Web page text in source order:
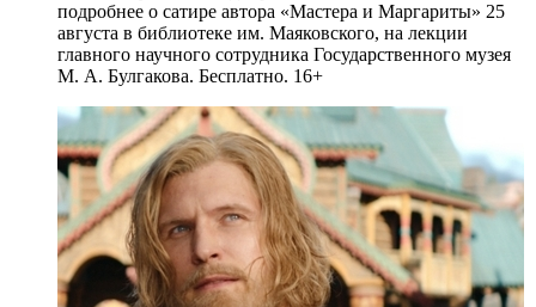
подробнее о сатире автора «Мастера и Маргариты» 25
августа в библиотеке им. Маяковского, на лекции
главного научного сотрудника Государственного музея
М. А. Булгакова. Бесплатно. 16+